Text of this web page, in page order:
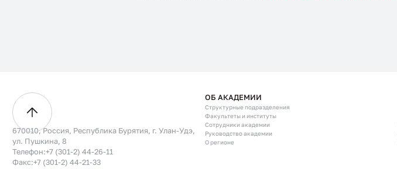
670010, Россия, Республика Бурятия, г. Улан-Удэ,
ул. Пушкина, 8
Телефон:+7 (301-2) 44-26-11
Факс:+7 (301-2) 44-21-33
ОБ АКАДЕМИИ
Структурные подразделения
Факультеты и институты
Сотрудники академии
Руководство академии
О регионе